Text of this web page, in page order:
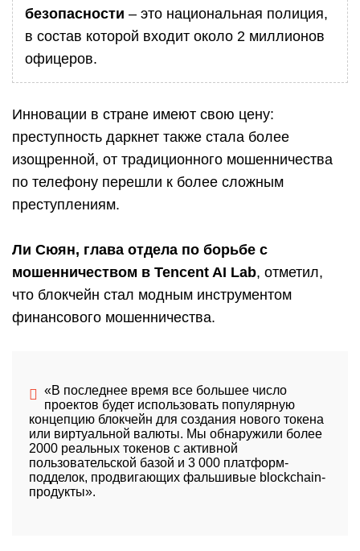
безопасности – это национальная полиция,
в состав которой входит около 2 миллионов
офицеров.
Инновации в стране имеют свою цену:
преступность даркнет также стала более
изощренной, от традиционного мошенничества
по телефону перешли к более сложным
преступлениям.
Ли Сюян, глава отдела по борьбе с
мошенничеством в Tencent AI Lab, отметил,
что блокчейн стал модным инструментом
финансового мошенничества.
«В последнее время все большее число
проектов будет использовать популярную
концепцию блокчейн для создания нового токена
или виртуальной валюты. Мы обнаружили более
2000 реальных токенов с активной
пользовательской базой и 3 000 платформ-
подделок, продвигающих фальшивые blockchain-
продукты».